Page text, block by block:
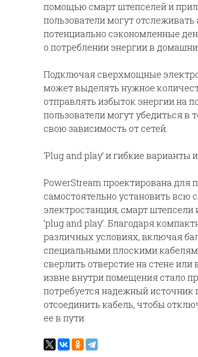
помощью смарт штепселей и
пользователи могут
потенциально сэкономленные
о потреблении энергии в
Подключая сверхмощные
может выделять нужное
отправлять избыток энергии на
пользователи могут убедиться
свою зависимость от сетей.
‘Plug and play’ и гибкие варианты
PowerStream проектирована для
самостоятельно установить всю
электростанция, смарт
‘plug and play’. Благодаря
различных условиях, включая
специальными плоскими
сверлить отверстие на стене
извне внутри помещения стало
потребуется надежный источник
отсоединить кабель, чтобы
ее в пути.